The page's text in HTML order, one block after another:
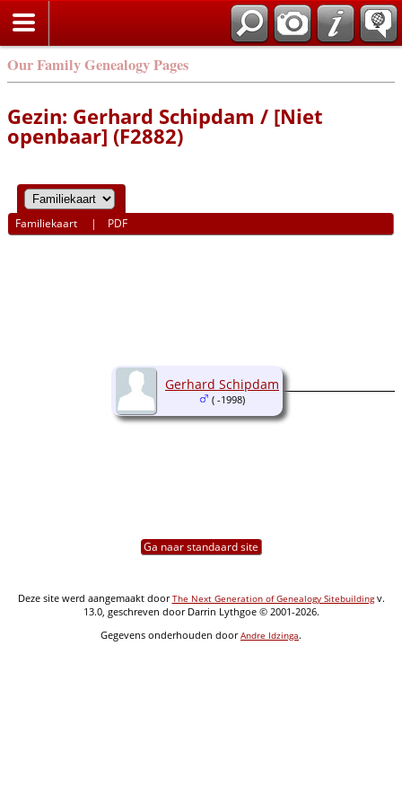
Our Family Genealogy Pages
Gezin: Gerhard Schipdam / [Niet
openbaar] (F2882)
Familiekaart | PDF
Gerhard Schipdam
( -1998)
Ga naar standaard site
Deze site werd aangemaakt doorThe Next Generation of Genealogy Sitebuildingv.
13.0, geschreven door Darrin Lythgoe © 2001-2026.
Gegevens onderhouden doorAndre Idzinga.